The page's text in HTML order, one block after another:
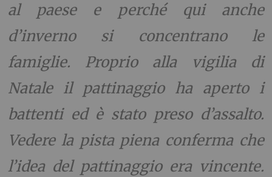
al paese e perché qui anche
d’inverno si concentrano le
famiglie. Proprio alla vigilia di
Natale il pattinaggio ha aperto i
battenti ed è stato preso d’assalto.
Vedere la pista piena conferma che
l’idea del pattinaggio era vincente.